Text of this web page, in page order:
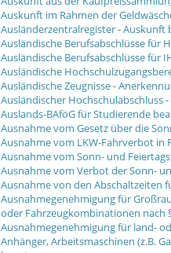
Auskunft im Rahmen der
Ausländerzentralregister - Auskunft
Ausländische Berufsabschlüsse für
Ausländische Berufsabschlüsse für
Ausländische
Ausländische Zeugnisse -
Ausländischer Hochschulabschluss
Auslands-BAföG für Studierende
Ausnahme vom Gesetz über die
Ausnahme vom LKW-Fahrverbot in
Ausnahme vom Sonn- und
Ausnahme vom Verbot der Sonn-
Ausnahme von den Abschaltzeiten
Ausnahmegenehmigung für
oder Fahrzeugkombinationen nach
Ausnahmegenehmigung für land-
Anhänger, Arbeitsmaschinen (z.B.